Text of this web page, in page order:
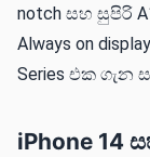
notch සහ සුපිරි
Always on
Series එක ගැන
iPhone 14